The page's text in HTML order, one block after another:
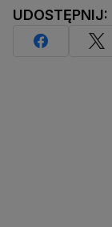
UDOSTĘPNIJ: